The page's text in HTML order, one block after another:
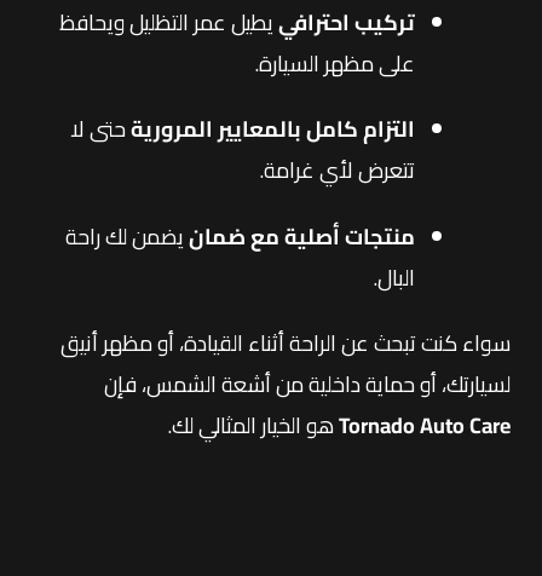
تركيب احترافييطيل عمر التظليل ويحافظ
على مظهر السيارة.
التزام كامل بالمعايير المروريةحتى لا
تتعرض لأي غرامة.
منتجات أصلية مع ضمانيضمن لك راحة
البال.
سواء كنت تبحث عن الراحة أثناء القيادة، أو مظهر أنيق
لسيارتك، أو حماية داخلية من أشعة الشمس، فإن
Tornado Auto Careهو الخيار المثالي لك.